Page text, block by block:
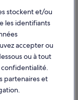
vacances
stockent et/ou
les identifiants
accepter ou
ou à tout
partenaires et